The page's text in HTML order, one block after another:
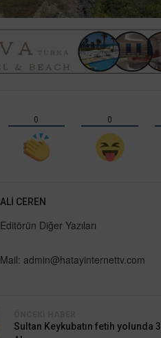
0 0
ALI CEREN
Editörün Diğer Yazıları
Mail: admin@hatayinternettv.com
Sultan Keykubatın fetih yolunda 3.